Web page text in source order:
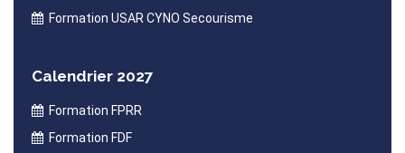
Formation USAR CYNO Secourisme
Calendrier 2027
Formation FPRR
Formation FDF